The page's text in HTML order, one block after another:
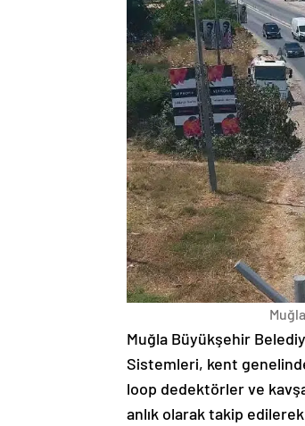
Muğla Büyükşehir
Sistemleri, kent
loop dedektörler ve
anlık olarak takip